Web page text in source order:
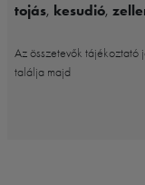
tojás, kesudió,
Az összetevők tájékoztató
találja majd